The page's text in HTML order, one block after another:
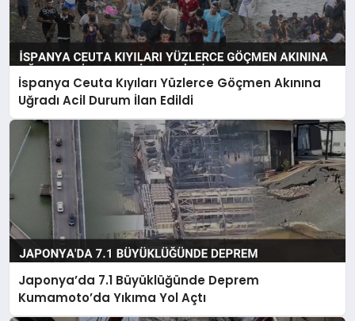
İspanya Ceuta Kıyıları Yüzlerce Göçmen Akınına
Uğradı Acil Durum İlan Edildi
Japonya’da 7.1 Büyüklüğünde Deprem
Kumamoto’da Yıkıma Yol Açtı